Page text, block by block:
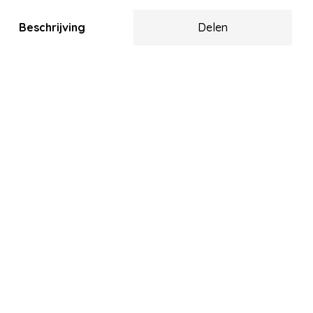
Beschrijving Delen